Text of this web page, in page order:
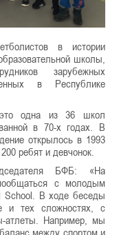
в истории
школы,
зарубежных
в Республике
одна из 36 школ
в 70-х годах. В
открылось в 1993
ребят и девчонок.
БФБ: «На
с молодым
School. В ходе беседы
и тех сложностях, с
атлеты. Например, мы
между спортом и